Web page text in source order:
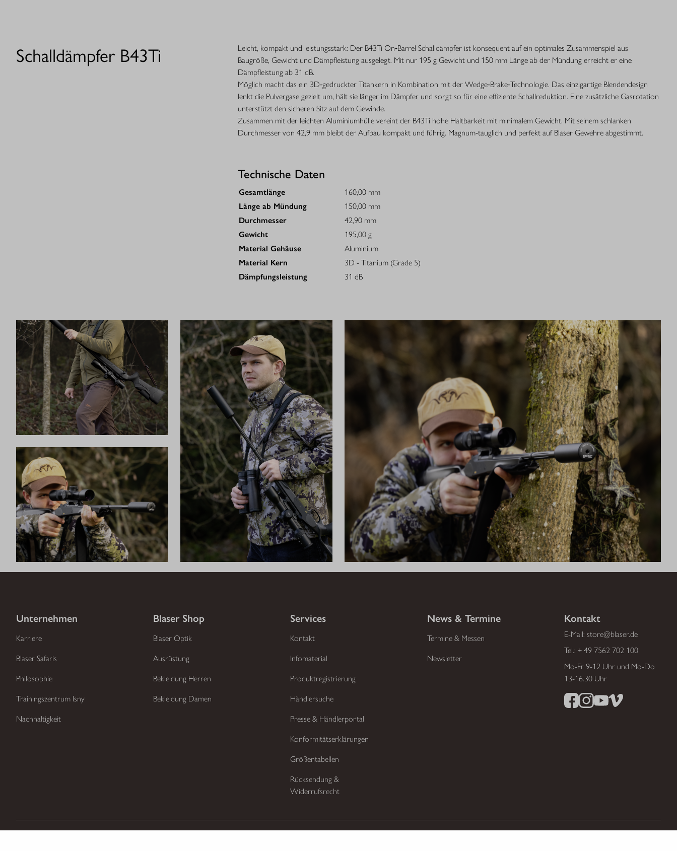
Schalldämpfer B43Ti
Leicht, kompakt und leistungsstark: Der B43Ti On‑Barrel Schalldämpfer ist konsequent auf ein optimales Zusammenspiel aus
Baugröße, Gewicht und Dämpfleistung ausgelegt. Mit nur 195 g Gewicht und 150 mm Länge ab der Mündung erreicht er eine
Dämpfleistung ab 31 dB.
Möglich macht das ein 3D‑gedruckter Titankern in Kombination mit der Wedge‑Brake‑Technologie. Das einzigartige Blendendesign
lenkt die Pulvergase gezielt um, hält sie länger im Dämpfer und sorgt so für eine effiziente Schallreduktion. Eine zusätzliche Gasrotation
unterstützt den sicheren Sitz auf dem Gewinde.
Zusammen mit der leichten Aluminiumhülle vereint der B43Ti hohe Haltbarkeit mit minimalem Gewicht. Mit seinem schlanken
Durchmesser von 42,9 mm bleibt der Aufbau kompakt und führig. Magnum‑tauglich und perfekt auf Blaser Gewehre abgestimmt.
Technische Daten
Gesamtlänge
160,00 mm
Länge ab Mündung
150,00 mm
Durchmesser
42,90 mm
Gewicht
195,00 g
Material Gehäuse
Aluminium
Material Kern
3D - Titanium (Grade 5)
Dämpfungsleistung
31 dB
Unternehmen
Karriere
Blaser Safaris
Philosophie
Trainingszentrum Isny
Nachhaltigkeit
Blaser Shop
Blaser Optik
Ausrüstung
Bekleidung Herren
Bekleidung Damen
Services
Kontakt
Infomaterial
Produktregistrierung
Händlersuche
Presse & Händlerportal
Konformitätserklärungen
Größentabellen
Rücksendung &
Widerrufsrecht
News & Termine
Termine & Messen
Newsletter
Kontakt
E-Mail: store@blaser.de
Tel.: + 49 7562 702 100
Mo-Fr 9-12 Uhr und Mo-Do
13-16.30 Uhr